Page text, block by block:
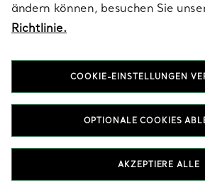
Nach Kategorie
ändern können, besuchen Sie
Richtlinie.
COOKIE-EINSTELLUNGEN
OPTIONALE COOKIES
AKZEPTIERE ALLE